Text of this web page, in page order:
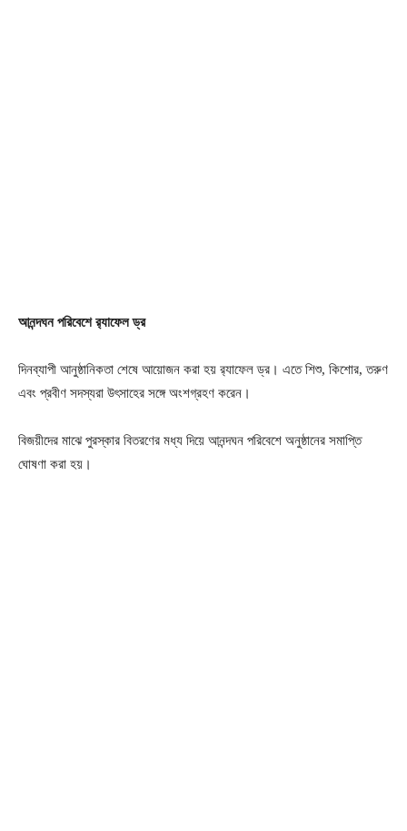
আনন্দঘন পরিবেশে র‌্যাফেল ড্র
দিনব্যাপী আনুষ্ঠানিকতা শেষে আয়োজন করা হয় র‌্যাফেল ড্র। এতে শিশু, কিশোর, তরুণ
এবং প্রবীণ সদস্যরা উৎসাহের সঙ্গে অংশগ্রহণ করেন।
বিজয়ীদের মাঝে পুরস্কার বিতরণের মধ্য দিয়ে আনন্দঘন পরিবেশে অনুষ্ঠানের সমাপ্তি
ঘোষণা করা হয়।